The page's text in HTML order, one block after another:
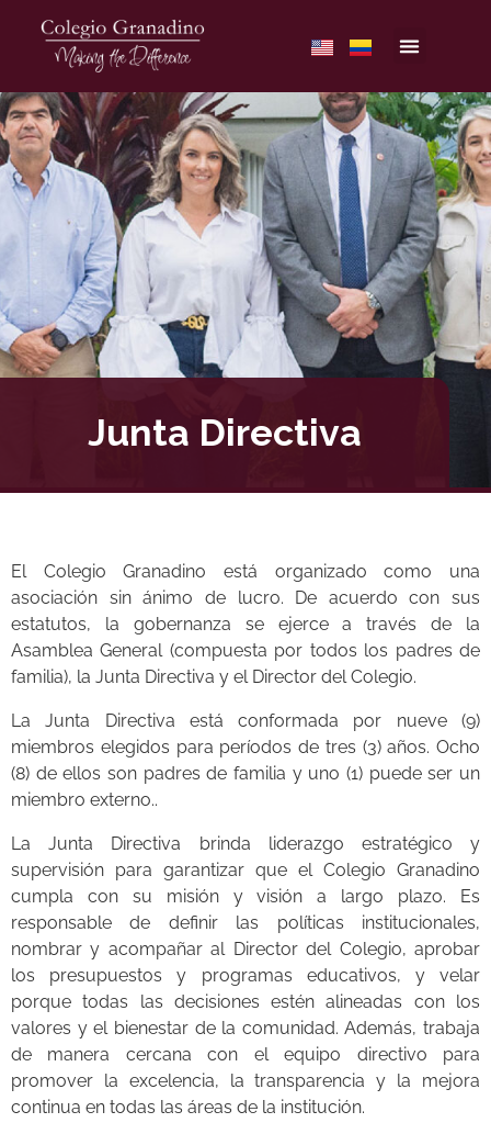
Junta Directiva
El Colegio Granadino está organizado como una
asociación sin ánimo de lucro. De acuerdo con sus
estatutos, la gobernanza se ejerce a través de la
Asamblea General (compuesta por todos los padres de
familia), la Junta Directiva y el Director del Colegio.
La Junta Directiva está conformada por nueve (9)
miembros elegidos para períodos de tres (3) años. Ocho
(8) de ellos son padres de familia y uno (1) puede ser un
miembro externo..
La Junta Directiva brinda liderazgo estratégico y
supervisión para garantizar que el Colegio Granadino
cumpla con su misión y visión a largo plazo. Es
responsable de definir las políticas institucionales,
nombrar y acompañar al Director del Colegio, aprobar
los presupuestos y programas educativos, y velar
porque todas las decisiones estén alineadas con los
valores y el bienestar de la comunidad. Además, trabaja
de manera cercana con el equipo directivo para
promover la excelencia, la transparencia y la mejora
continua en todas las áreas de la institución.